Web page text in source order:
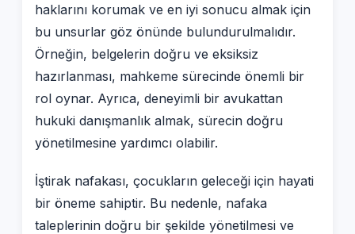
haklarını korumak ve en iyi sonucu almak için
bu unsurlar göz önünde bulundurulmalıdır.
Örneğin, belgelerin doğru ve eksiksiz
hazırlanması, mahkeme sürecinde önemli bir
rol oynar. Ayrıca, deneyimli bir avukattan
hukuki danışmanlık almak, sürecin doğru
yönetilmesine yardımcı olabilir.
İştirak nafakası, çocukların geleceği için hayati
bir öneme sahiptir. Bu nedenle, nafaka
taleplerinin doğru bir şekilde yönetilmesi ve